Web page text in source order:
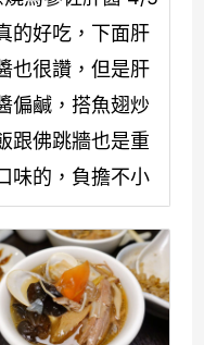
的好吃，下面肝
也很讚，但是肝
偏鹹，搭魚翅炒
跟佛跳牆也是重
味的，負擔不小